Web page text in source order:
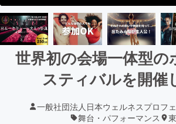
世界初の会場一体型の
スティバルを開催
一般社団法人日本ウェルネスプロフ
舞台・パフォーマンス